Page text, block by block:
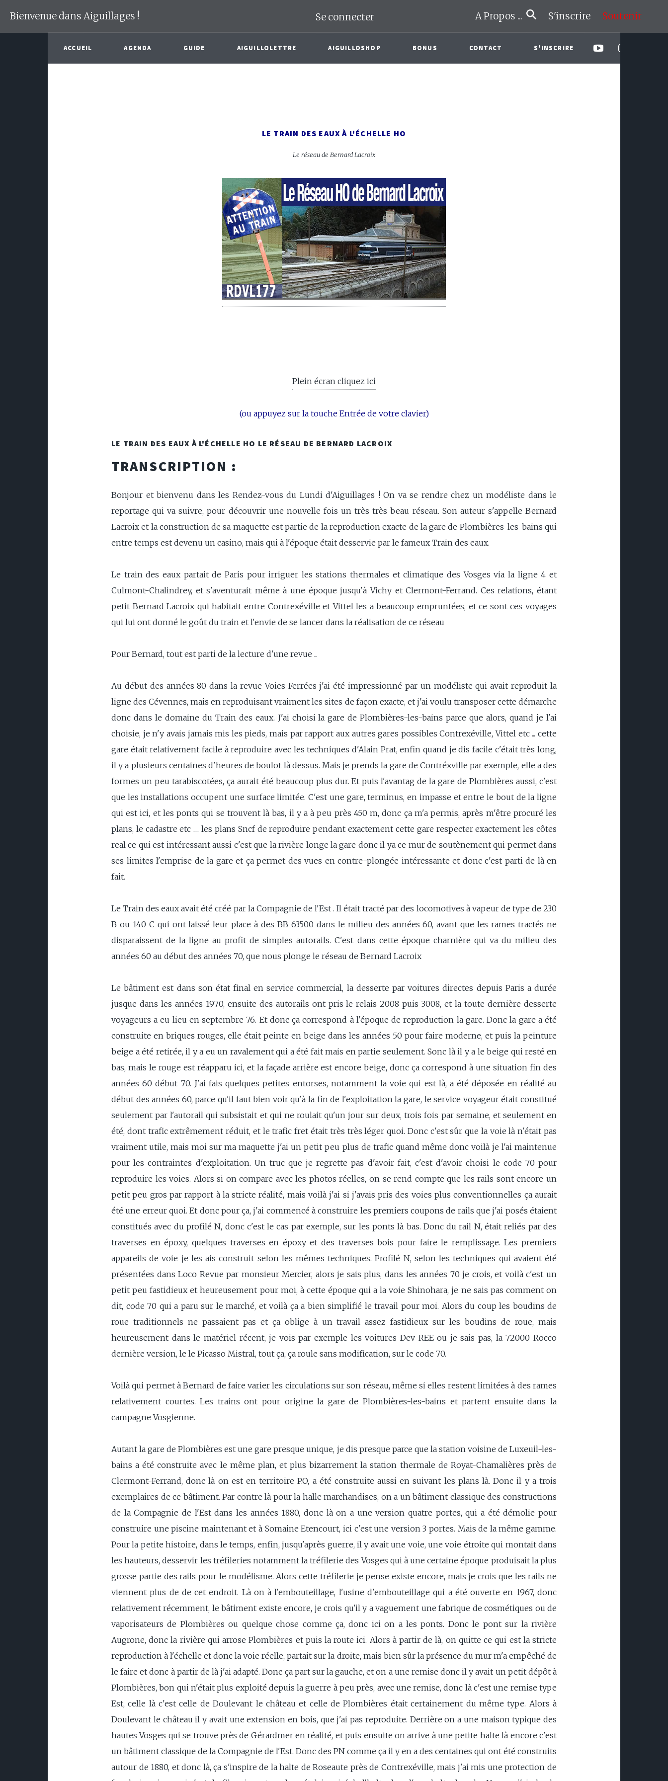
Bienvenue dans Aiguillages ! Se connecter A Propos ... S'inscrire Soutenir
ACCUEIL AGENDA GUIDE AIGUILLOLETTRE AIGUILLOSHOP BONUS CONTACT S'INSCRIRE
LE TRAIN DES EAUX À L'ÉCHELLE HO
Le réseau de Bernard Lacroix
Plein écran cliquez ici
(ou appuyez sur la touche Entrée de votre clavier)
LE TRAIN DES EAUX À L'ÉCHELLE HO LE RÉSEAU DE BERNARD LACROIX
TRANSCRIPTION :
Bonjour et bienvenu dans les Rendez-vous du Lundi d'Aiguillages ! On va se rendre chez un modéliste dans le
reportage qui va suivre, pour découvrir une nouvelle fois un très très beau réseau. Son auteur s'appelle Bernard
Lacroix et la construction de sa maquette est partie de la reproduction exacte de la gare de Plombières-les-bains qui
entre temps est devenu un casino, mais qui à l'époque était desservie par le fameux Train des eaux.
Le train des eaux partait de Paris pour irriguer les stations thermales et climatique des Vosges via la ligne 4 et
Culmont-Chalindrey, et s'aventurait même à une époque jusqu'à Vichy et Clermont-Ferrand. Ces relations, étant
petit Bernard Lacroix qui habitait entre Contrexéville et Vittel les a beaucoup empruntées, et ce sont ces voyages
qui lui ont donné le goût du train et l'envie de se lancer dans la réalisation de ce réseau
Pour Bernard, tout est parti de la lecture d'une revue ...
Au début des années 80 dans la revue Voies Ferrées j'ai été impressionné par un modéliste qui avait reproduit la
ligne des Cévennes, mais en reproduisant vraiment les sites de façon exacte, et j'ai voulu transposer cette démarche
donc dans le domaine du Train des eaux. J'ai choisi la gare de Plombières-les-bains parce que alors, quand je l'ai
choisie, je n'y avais jamais mis les pieds, mais par rapport aux autres gares possibles Contrexéville, Vittel etc ... cette
gare était relativement facile à reproduire avec les techniques d'Alain Prat, enfin quand je dis facile c'était très long,
il y a plusieurs centaines d'heures de boulot là dessus. Mais je prends la gare de Contréxville par exemple, elle a des
formes un peu tarabiscotées, ça aurait été beaucoup plus dur. Et puis l'avantag de la gare de Plombières aussi, c'est
que les installations occupent une surface limitée. C'est une gare, terminus, en impasse et entre le bout de la ligne
qui est ici, et les ponts qui se trouvent là bas, il y a à peu près 450 m, donc ça m'a permis, après m'être procuré les
plans, le cadastre etc … les plans Sncf de reproduire pendant exactement cette gare respecter exactement les côtes
real ce qui est intéressant aussi c'est que la rivière longe la gare donc il ya ce mur de soutènement qui permet dans
ses limites l'emprise de la gare et ça permet des vues en contre-plongée intéressante et donc c'est parti de là en
fait.
Le Train des eaux avait été créé par la Compagnie de l'Est . Il était tracté par des locomotives à vapeur de type de 230
B ou 140 C qui ont laissé leur place à des BB 63500 dans le milieu des années 60, avant que les rames tractés ne
disparaissent de la ligne au profit de simples autorails. C'est dans cette époque charnière qui va du milieu des
années 60 au début des années 70, que nous plonge le réseau de Bernard Lacroix
Le bâtiment est dans son état final en service commercial, la desserte par voitures directes depuis Paris a durée
jusque dans les années 1970, ensuite des autorails ont pris le relais 2008 puis 3008, et la toute dernière desserte
voyageurs a eu lieu en septembre 76. Et donc ça correspond à l'époque de reproduction la gare. Donc la gare a été
construite en briques rouges, elle était peinte en beige dans les années 50 pour faire moderne, et puis la peinture
beige a été retirée, il y a eu un ravalement qui a été fait mais en partie seulement. Sonc là il y a le beige qui resté en
bas, mais le rouge est réapparu ici, et la façade arrière est encore beige, donc ça correspond à une situation fin des
années 60 début 70. J'ai fais quelques petites entorses, notamment la voie qui est là, a été déposée en réalité au
début des années 60, parce qu'il faut bien voir qu'à la fin de l'exploitation la gare, le service voyageur était constitué
seulement par l'autorail qui subsistait et qui ne roulait qu'un jour sur deux, trois fois par semaine, et seulement en
été, dont trafic extrêmement réduit, et le trafic fret était très très léger quoi. Donc c'est sûr que la voie là n'était pas
vraiment utile, mais moi sur ma maquette j'ai un petit peu plus de trafic quand même donc voilà je l'ai maintenue
pour les contraintes d'exploitation. Un truc que je regrette pas d'avoir fait, c'est d'avoir choisi le code 70 pour
reproduire les voies. Alors si on compare avec les photos réelles, on se rend compte que les rails sont encore un
petit peu gros par rapport à la stricte réalité, mais voilà j'ai si j'avais pris des voies plus conventionnelles ça aurait
été une erreur quoi. Et donc pour ça, j'ai commencé à construire les premiers coupons de rails que j'ai posés étaient
constitués avec du profilé N, donc c'est le cas par exemple, sur les ponts là bas. Donc du rail N, était reliés par des
traverses en époxy, quelques traverses en époxy et des traverses bois pour faire le remplissage. Les premiers
appareils de voie je les ais construit selon les mêmes techniques. Profilé N, selon les techniques qui avaient été
présentées dans Loco Revue par monsieur Mercier, alors je sais plus, dans les années 70 je crois, et voilà c'est un
petit peu fastidieux et heureusement pour moi, à cette époque qui a la voie Shinohara, je ne sais pas comment on
dit, code 70 qui a paru sur le marché, et voilà ça a bien simplifié le travail pour moi. Alors du coup les boudins de
roue traditionnels ne passaient pas et ça oblige à un travail assez fastidieux sur les boudins de roue, mais
heureusement dans le matériel récent, je vois par exemple les voitures Dev REE ou je sais pas, la 72000 Rocco
dernière version, le le Picasso Mistral, tout ça, ça roule sans modification, sur le code 70.
Voilà qui permet à Bernard de faire varier les circulations sur son réseau, même si elles restent limitées à des rames
relativement courtes. Les trains ont pour origine la gare de Plombières-les-bains et partent ensuite dans la
campagne Vosgienne.
Autant la gare de Plombières est une gare presque unique, je dis presque parce que la station voisine de Luxeuil-les-
bains a été construite avec le même plan, et plus bizarrement la station thermale de Royat-Chamalières près de
Clermont-Ferrand, donc là on est en territoire P.O, a été construite aussi en suivant les plans là. Donc il y a trois
exemplaires de ce bâtiment. Par contre là pour la halle marchandises, on a un bâtiment classique des constructions
de la Compagnie de l'Est dans les années 1880, donc là on a une version quatre portes, qui a été démolie pour
construire une piscine maintenant et à Somaine Etencourt, ici c'est une version 3 portes. Mais de la même gamme.
Pour la petite histoire, dans le temps, enfin, jusqu'après guerre, il y avait une voie, une voie étroite qui montait dans
les hauteurs, desservir les tréfileries notamment la tréfilerie des Vosges qui à une certaine époque produisait la plus
grosse partie des rails pour le modélisme. Alors cette tréfilerie je pense existe encore, mais je crois que les rails ne
viennent plus de de cet endroit. Là on à l'embouteillage, l'usine d'embouteillage qui a été ouverte en 1967, donc
relativement récemment, le bâtiment existe encore, je crois qu'il y a vaguement une fabrique de cosmétiques ou de
vaporisateurs de Plombières ou quelque chose comme ça, donc ici on a les ponts. Donc le pont sur la rivière
Augrone, donc la rivière qui arrose Plombières et puis la route ici. Alors à partir de là, on quitte ce qui est la stricte
reproduction à l'échelle et donc la voie réelle, partait sur la droite, mais bien sûr la présence du mur m'a empêché de
le faire et donc à partir de là j'ai adapté. Donc ça part sur la gauche, et on a une remise donc il y avait un petit dépôt à
Plombières, bon qui n'était plus exploité depuis la guerre à peu près, avec une remise, donc là c'est une remise type
Est, celle là c'est celle de Doulevant le château et celle de Plombières était certainement du même type. Alors à
Doulevant le château il y avait une extension en bois, que j'ai pas reproduite. Derrière on a une maison typique des
hautes Vosges qui se trouve près de Gérardmer en réalité, et puis ensuite on arrive à une petite halte là encore c'est
un bâtiment classique de la Compagnie de l'Est. Donc des PN comme ça il y en a des centaines qui ont été construits
autour de 1880, et donc là, ça s'inspire de la halte de Roseaute près de Contrexéville, mais j'ai mis une protection de